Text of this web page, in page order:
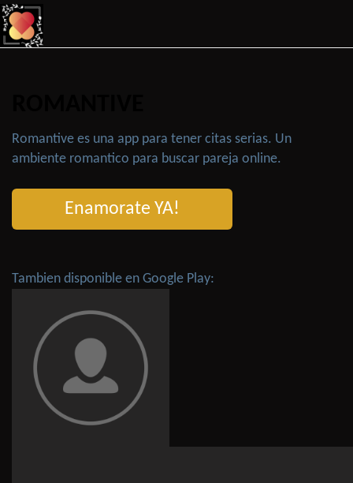
Romantive es una app para tener citas serias. Un
ambiente romantico para buscar pareja online.
Enamorate YA!
Tambien disponible en Google Play: